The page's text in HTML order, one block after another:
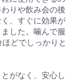
りや飲み会の後
、すぐに効果が
した。噛んで服
どでしっかりと
がなく、安心し